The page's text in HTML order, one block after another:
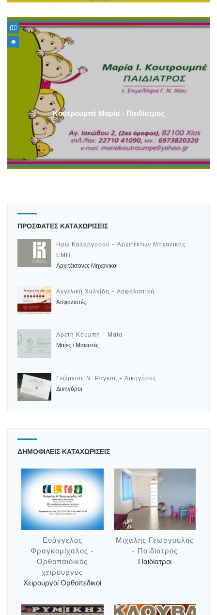
Κουτρουμπέ Μαρία - Παιδίατρος
ΠΡΟΣΦΑΤΕΣ ΚΑΤΑΧΩΡΙΣΕΙΣ
Ηρώ Καλαργυρού - Αρχιτέκτων Μηχανικός
ΕΜΠ
Αρχιτέκτονες Μηχανικοί
Αγγελική Χαλκίδη - Ασφαλιστική
Ασφαλιστές
Αρετή Κουμπή - Μαία
Μαίες / Μαιευτές
Γεώργιος Ν. Ράγκος - Δικηγόρος
Δικηγόροι
ΔΗΜΟΦΙΛΕΙΣ ΚΑΤΑΧΩΡΙΣΕΙΣ
Ευάγγελος
Φραγκομίχαλος -
Ορθοπαιδικός
χειρουργός
Χειρουργοί Ορθοπεδικοί
Μιχάλης Γεωργούλης
- Παιδίατρος
Παιδίατροι